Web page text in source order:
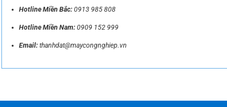
Hotline Miền Bắc:0913 985 808
Hotline Miền Nam:0909 152 999
Email:thanhdat@maycongnghiep.vn